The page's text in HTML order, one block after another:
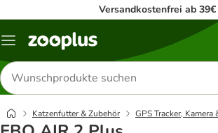
Versandkostenfrei ab 39€
Menü
Produkte
suchen
Katzenfutter & Zubehör GPS Tracker, Kamera